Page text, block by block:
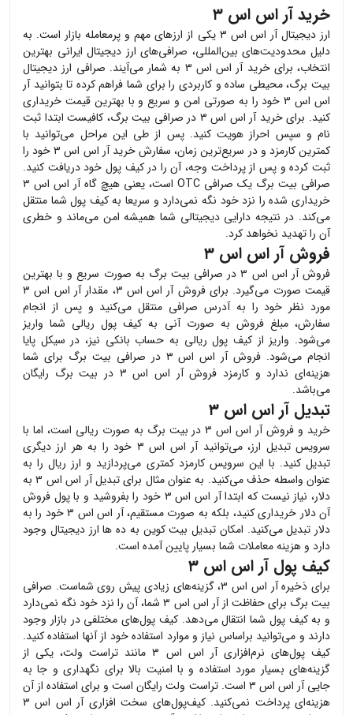
خرید آر اس اس ۳
ارز دیجیتالآر اس اس ۳
یکی از ارزهای مهم و پرمعامله بازار است. به
دلیل محدودیت‌های بین‌المللی، صرافی‌های ارز دیجیتال ایرانی بهترین
انتخاب، برای خریدآر اس اس ۳
به شمار می‌آیند. صرافی ارز دیجیتال
بیت برگ، محیطی ساده و کاربردی را برای شما فراهم کرده تا بتوانیدآر
اس اس ۳
خود را به صورتی امن و سریع و با بهترین قیمت خریداری
کنید. برای خریدآر اس اس ۳
در صرافی بیت برگ، کافیست ابتدا ثبت
نام و سپس احراز هویت کنید. پس از طی این مراحل می‌توانید با
کمترین کارمزد و در سریع‌ترین زمان، سفارش خرید آر اس اس ۳ خود را
ثبت کرده و پس از پرداخت وجه، آن را در کیف پول خود دریافت کنید.
صرافی بیت برگ یک صرافی OTC است، یعنی هیچ گاه
آر اس اس ۳
خریداری شده را نزد خود نگه نمی‌دارد و سریعا به کیف پول شما منتقل
می‌کند. در نتیجه دارایی دیجیتالی شما همیشه امن می‌ماند و خطری
آن را تهدید نخواهد کرد.
فروش آر اس اس ۳
فروشآر اس اس ۳
در صرافی بیت برگ به صورت سریع و با بهترین
قیمت صورت می‌گیرد. برای فروشآر اس اس ۳ ، مقدارآر اس اس ۳
مورد نظر خود را به آدرس صرافی منتقل می‌کنید و پس از انجام
سفارش، مبلغ فروش به صورت آنی به کیف پول ریالی شما واریز
می‌شود. واریز از کیف پول ریالی به حساب بانکی نیز، در سیکل پایا
انجام می‌شود. فروشآر اس اس ۳
در صرافی بیت برگ برای شما
هزینه‌ای ندارد و کارمزد فروشآر اس اس ۳
در بیت برگ رایگان
می‌باشد.
تبدیل آر اس اس ۳
خرید و فروشآر اس اس ۳
در بیت برگ به صورت ریالی است، اما با
سرویس تبدیل ارز، می‌توانیدآر اس اس ۳
خود را به هر ارز دیگری
تبدیل کنید. با این سرویس کارمزد کمتری می‌پردازید و ارز ریال را به
عنوان واسطه حذف می‌کنید. به عنوان مثال برای تبدیلآر اس اس ۳
به
دلار، نیاز نیست که ابتداآر اس اس ۳
خود را بفروشید و با پول فروش
آن دلار خریداری کنید، بلکه به صورت مستقیم،آر اس اس ۳
خود را به
دلار تبدیل می‌کنید. امکان تبدیل بیت کوین به ده ها ارز دیجیتال وجود
دارد و هزینه معاملات شما بسیار پایین آمده است.
کیف پول آر اس اس ۳
برای ذخیرهآر اس اس ۳
، گزینه‌های زیادی پیش روی شماست. صرافی
بیت برگ برای حفاظت ازآر اس اس ۳
شما، آن را نزد خود نگه نمی‌دارد
و به کیف پول شما انتقال می‌دهد. کیف پول‌های مختلفی در بازار وجود
دارند و می‌توانید براساس نیاز و موارد استفاده خود از آنها استفاده کنید.
کیف پول‌های نرم‌افزاریآر اس اس ۳
مانند تراست ولت، یکی از
گزینه‌های بسیار مورد استفاده و با امنیت بالا برای نگهداری و جا به
جاییآر اس اس ۳
است. تراست ولت رایگان است و برای استفاده از آن
هزینه‌ای پرداخت نمی‌کنید. کیف‌پول‌های سخت افزاریآر اس اس ۳